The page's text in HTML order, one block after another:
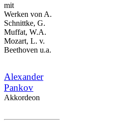
mit
Werken von A.
Schnittke, G.
Muffat, W.A.
Mozart, L. v.
Beethoven u.a.
Alexander
Pankov
Akkordeon